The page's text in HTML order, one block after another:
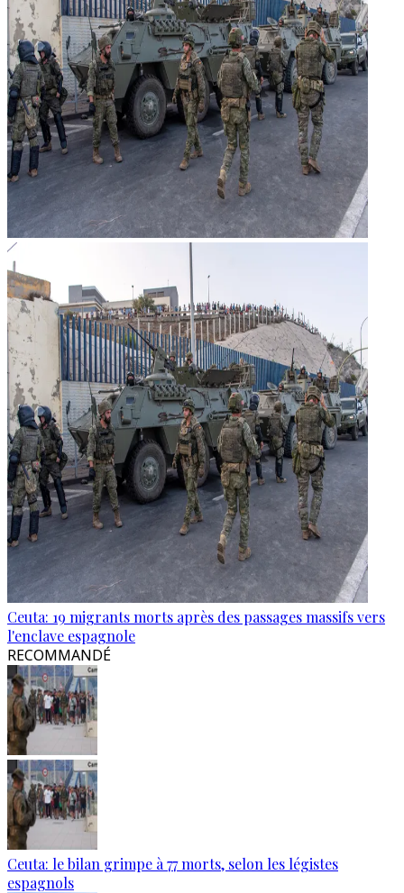
Ceuta: 19 migrants morts après des passages massifs vers
l'enclave espagnole
RECOMMANDÉ
Ceuta: le bilan grimpe à 77 morts, selon les légistes
espagnols